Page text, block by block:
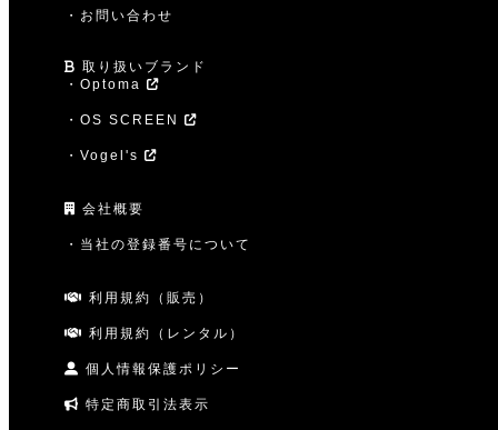
・お問い合わせ
取り扱いブランド
・Optoma
・OS SCREEN
・Vogel's
会社概要
・当社の登録番号について
利用規約（販売）
利用規約（レンタル）
個人情報保護ポリシー
特定商取引法表示